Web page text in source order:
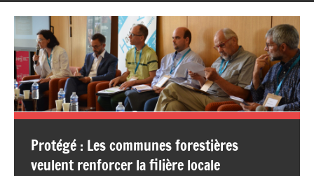
et
Rural
de
la
Haute-
Marne
Rural
de
la
Haute-
Marne
Protégé : Les communes forestières
veulent renforcer la filière locale